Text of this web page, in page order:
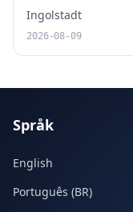
Ingolstadt
2026-08-09
Språk
English
Português (BR)